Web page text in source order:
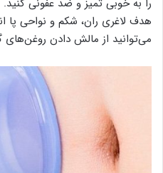
را به خوبی تمیز و ضد عفونی کنید.
هدف لاغری ران، شکم و نواحی پا
می‌توانید از مالش دادن روغن‌های